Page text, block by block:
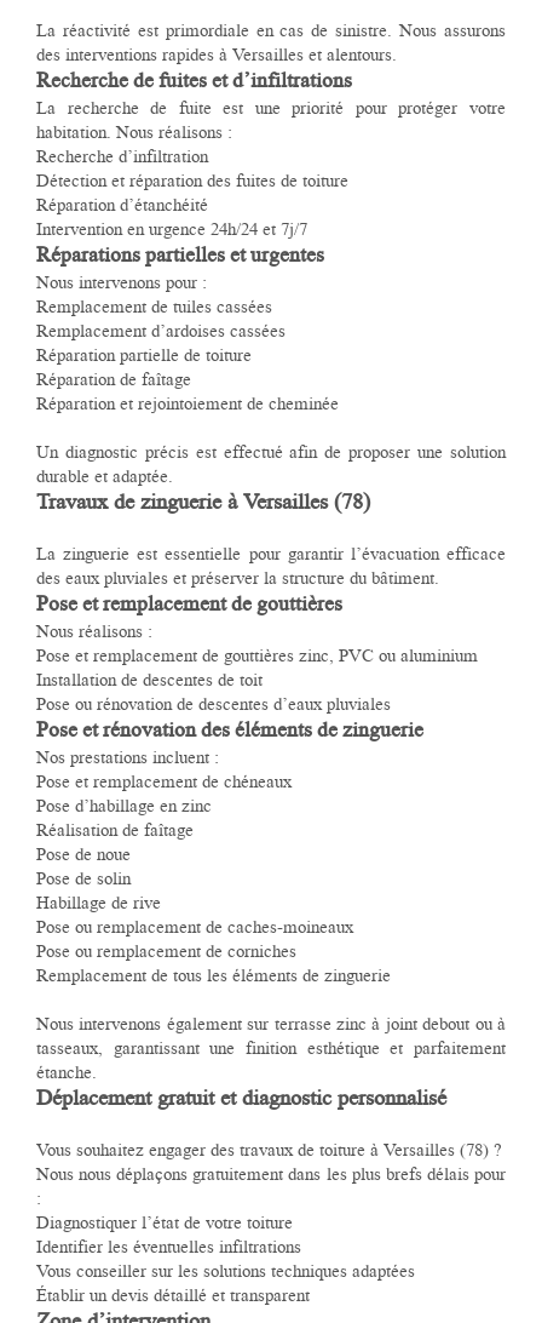
La réactivité est primordiale en cas de sinistre. Nous assurons
des interventions rapides à Versailles et alentours.
Recherche de fuites et d’infiltrations
La recherche de fuite est une priorité pour protéger votre
habitation. Nous réalisons :
Recherche d’infiltration
Détection et réparation des fuites de toiture
Réparation d’étanchéité
Intervention en urgence 24h/24 et 7j/7
Réparations partielles et urgentes
Nous intervenons pour :
Remplacement de tuiles cassées
Remplacement d’ardoises cassées
Réparation partielle de toiture
Réparation de faîtage
Réparation et rejointoiement de cheminée
Un diagnostic précis est effectué afin de proposer une solution
durable et adaptée.
Travaux de zinguerie à Versailles (78)
La zinguerie est essentielle pour garantir l’évacuation efficace
des eaux pluviales et préserver la structure du bâtiment.
Pose et remplacement de gouttières
Nous réalisons :
Pose et remplacement de gouttières zinc, PVC ou aluminium
Installation de descentes de toit
Pose ou rénovation de descentes d’eaux pluviales
Pose et rénovation des éléments de zinguerie
Nos prestations incluent :
Pose et remplacement de chéneaux
Pose d’habillage en zinc
Réalisation de faîtage
Pose de noue
Pose de solin
Habillage de rive
Pose ou remplacement de caches-moineaux
Pose ou remplacement de corniches
Remplacement de tous les éléments de zinguerie
Nous intervenons également sur terrasse zinc à joint debout ou à
tasseaux, garantissant une finition esthétique et parfaitement
étanche.
Déplacement gratuit et diagnostic personnalisé
Vous souhaitez engager des travaux de toiture à Versailles (78) ?
Nous nous déplaçons gratuitement dans les plus brefs délais pour
:
Diagnostiquer l’état de votre toiture
Identifier les éventuelles infiltrations
Vous conseiller sur les solutions techniques adaptées
Établir un devis détaillé et transparent